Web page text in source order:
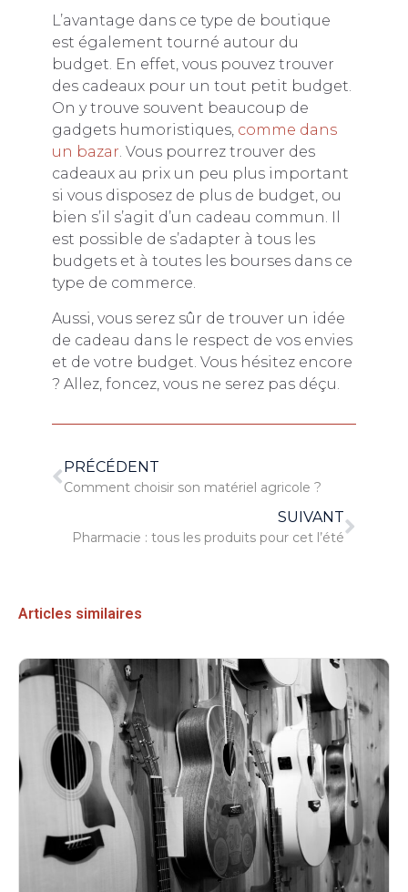
L’avantage dans ce type de boutique
est également tourné autour du
budget. En effet, vous pouvez trouver
des cadeaux pour un tout petit budget.
On y trouve souvent beaucoup de
gadgets humoristiques, comme dans
un bazar. Vous pourrez trouver des
cadeaux au prix un peu plus important
si vous disposez de plus de budget, ou
bien s’il s’agit d’un cadeau commun. Il
est possible de s’adapter à tous les
budgets et à toutes les bourses dans ce
type de commerce.
Aussi, vous serez sûr de trouver un idée
de cadeau dans le respect de vos envies
et de votre budget. Vous hésitez encore
? Allez, foncez, vous ne serez pas déçu.
PRÉCÉDENT
Comment choisir son matériel agricole ?
SUIVANT
Pharmacie : tous les produits pour cet l’été
Articles similaires